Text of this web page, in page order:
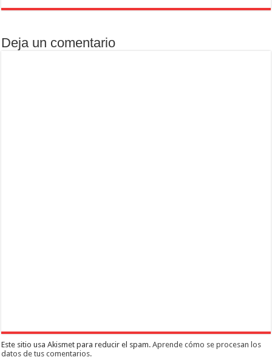
Deja un comentario
Este sitio usa Akismet para reducir el spam.Aprende cómo se procesan los
datos de tus comentarios.